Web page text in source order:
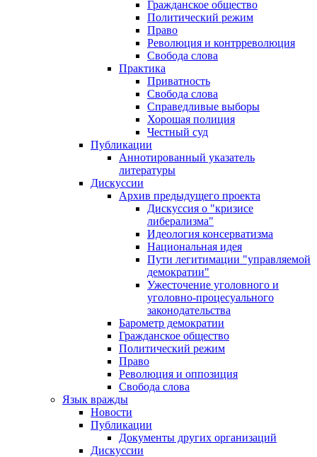
Гражданское общество
Политический режим
Право
Революция и контрреволюция
Свобода слова
Практика
Приватность
Свобода слова
Справедливые выборы
Хорошая полиция
Честный суд
Публикации
Аннотированный указатель
литературы
Дискуссии
Архив предыдущего проекта
Дискуссия о "кризисе
либерализма"
Идеология консерватизма
Национальная идея
Пути легитимации "управляемой
демократии"
Ужесточение уголовного и
уголовно-процесуального
законодательства
Барометр демократии
Гражданское общество
Политический режим
Право
Революция и оппозиция
Свобода слова
Язык вражды
Новости
Публикации
Документы других организаций
Дискуссии